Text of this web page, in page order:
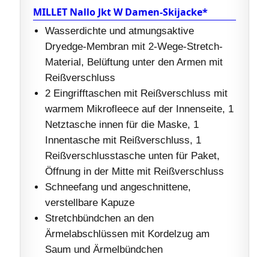
MILLET Nallo Jkt W Damen-Skijacke*
Wasserdichte und atmungsaktive
Dryedge-Membran mit 2-Wege-Stretch-
Material, Belüftung unter den Armen mit
Reißverschluss
2 Eingrifftaschen mit Reißverschluss mit
warmem Mikrofleece auf der Innenseite, 1
Netztasche innen für die Maske, 1
Innentasche mit Reißverschluss, 1
Reißverschlusstasche unten für Paket,
Öffnung in der Mitte mit Reißverschluss
Schneefang und angeschnittene,
verstellbare Kapuze
Stretchbündchen an den
Ärmelabschlüssen mit Kordelzug am
Saum und Ärmelbündchen